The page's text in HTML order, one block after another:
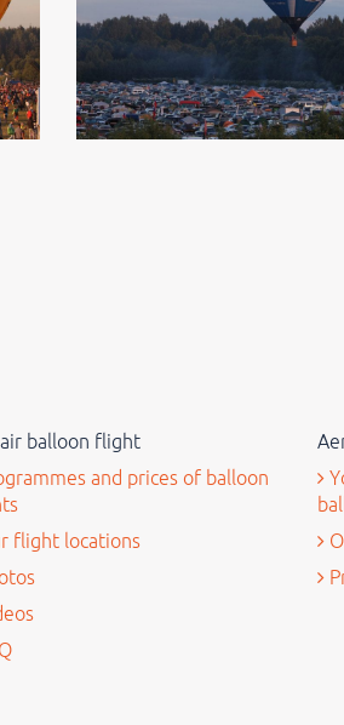
balloon flight
and prices of balloon
flight locations